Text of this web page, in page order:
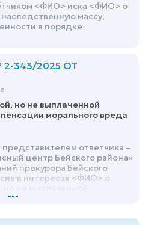
<ФИО> иска <ФИО> о
массу,
в порядке
343/2025 ОТ
но не выплаченной
морального вреда
ответчика –
центр Бейского района»
прокурора Бейского
в интересах <ФИО> о
морального вреда
...